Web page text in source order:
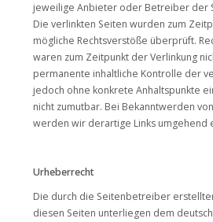
jeweilige Anbieter oder Betreiber der
Die verlinkten Seiten wurden zum
mögliche Rechtsverstöße überprüft.
waren zum Zeitpunkt der Verlinkung
permanente inhaltliche Kontrolle der
jedoch ohne konkrete Anhaltspunkte
nicht zumutbar. Bei Bekanntwerden
werden wir derartige Links umgehend
Urheberrecht
Die durch die Seitenbetreiber
diesen Seiten unterliegen dem